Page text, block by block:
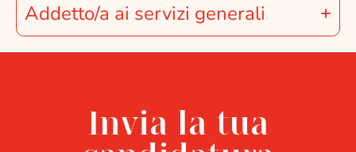
Addetto/a ai servizi generali
Invia la tua